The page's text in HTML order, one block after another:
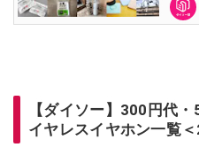
【ダイソー】300円代
イヤレスイヤホン一覧